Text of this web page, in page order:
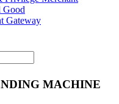
Good
Gateway
MACHINE